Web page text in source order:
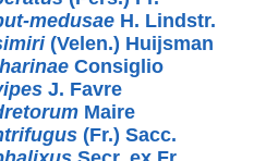
medusae H. Lindstr.
(Velen.) Huijsman
Consiglio
J. Favre
Maire
(Fr.) Sacc.